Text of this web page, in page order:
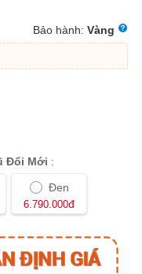
Bảo hành: Vàng
Đổi Mới :
Đen
6.790.000đ